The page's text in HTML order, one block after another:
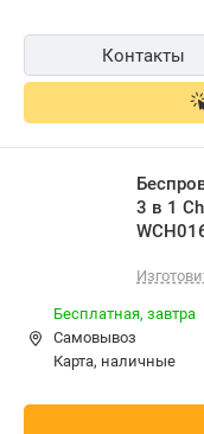
Контакты
3 в 1
Бесплатная, завтра
Самовывоз
карта, наличные